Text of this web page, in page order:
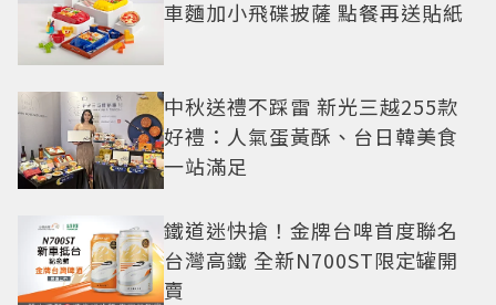
車麵加小飛碟披薩 點餐再送貼紙
中秋送禮不踩雷 新光三越255款
好禮：人氣蛋黃酥、台日韓美食
一站滿足
鐵道迷快搶！金牌台啤首度聯名
台灣高鐵 全新N700ST限定罐開
賣